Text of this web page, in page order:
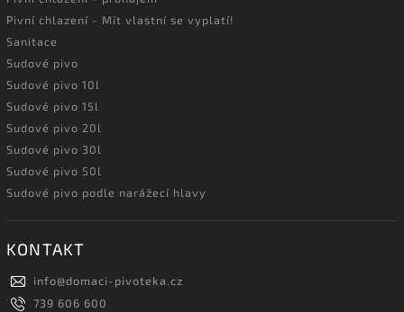
Pivní chlazení - Mít vlastní se vyplatí!
Sanitace
Sudové pivo
Sudové pivo 10l
Sudové pivo 15l
Sudové pivo 20l
Sudové pivo 30l
Sudové pivo 50l
Sudové pivo podle narážecí hlavy
KONTAKT
info@domaci-pivoteka.cz
739 606 600